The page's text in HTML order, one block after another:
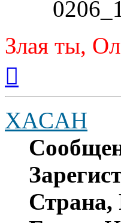
Злая ты,
началу
XACAH
Страна,